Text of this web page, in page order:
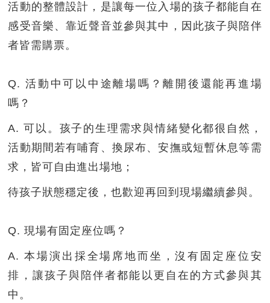
活動的整體設計，是讓每一位入場的孩子都能自在
感受音樂、靠近聲音並參與其中，因此孩子與陪伴
者皆需購票。
Q. 活動中可以中途離場嗎？離開後還能再進場
嗎？
A. 可以。孩子的生理需求與情緒變化都很自然，
活動期間若有哺育、換尿布、安撫或短暫休息等需
求，皆可自由進出場地；
待孩子狀態穩定後，也歡迎再回到現場繼續參與。
Q. 現場有固定座位嗎？
A. 本場演出採全場席地而坐，沒有固定座位安
排，讓孩子與陪伴者都能以更自在的方式參與其
中。